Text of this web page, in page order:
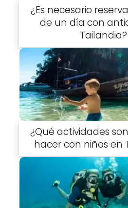
¿Es necesario
de un día con
¿Qué actividades
hacer con niños en